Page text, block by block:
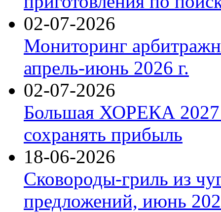
02-07-2026
Мониторинг
апрель-июнь 2026 г.
02-07-2026
Большая ХОРЕКА 2027:
сохранять прибыль
18-06-2026
Сковороды-гриль из
предложений, июнь